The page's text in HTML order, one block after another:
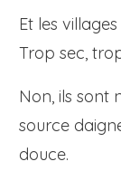
Et les
Trop sec,
Non, ils sont
source
douce.